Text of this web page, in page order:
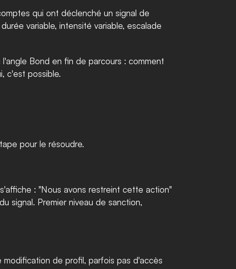
qui ont déclenché un signal de
variable, intensité variable, escalade
l'angle Bond en fin de parcours : comment
c'est possible.
pour le résoudre.
: "Nous avons restreint cette action"
signal. Premier niveau de sanction,
de profil, parfois pas d'accès